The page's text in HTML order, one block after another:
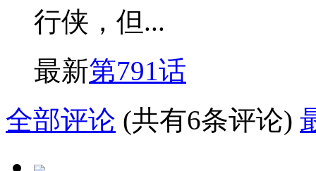
行侠，但...
最新第791话
全部评论 (共有6条评论)